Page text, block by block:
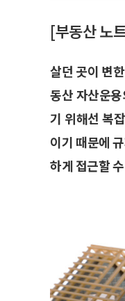
[부동산 노
살던 곳이 변
동산 자산운
기 위해선 복
이기 때문에
하게 접근할